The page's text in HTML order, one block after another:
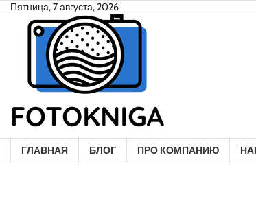
SkipПятница, 7 августа, 2026
ГЛАВНАЯ БЛОГ ПРО КОМПАНИЮ